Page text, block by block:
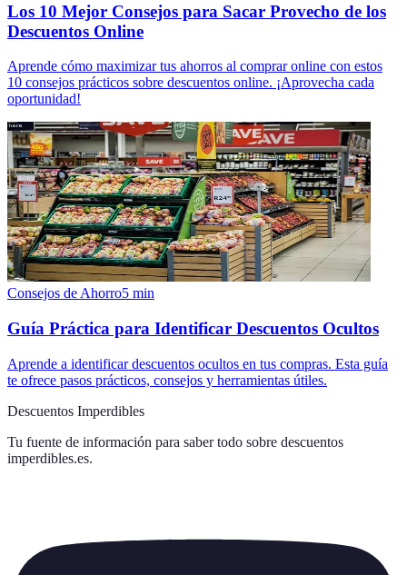
Los 10 Mejor Consejos para Sacar Provecho de los
Descuentos Online
Aprende cómo maximizar tus ahorros al comprar online con estos
10 consejos prácticos sobre descuentos online. ¡Aprovecha cada
oportunidad!
Consejos de Ahorro5 min
Guía Práctica para Identificar Descuentos Ocultos
Aprende a identificar descuentos ocultos en tus compras. Esta guía
te ofrece pasos prácticos, consejos y herramientas útiles.
Descuentos Imperdibles
Tu fuente de información para saber todo sobre descuentos
imperdibles.es.